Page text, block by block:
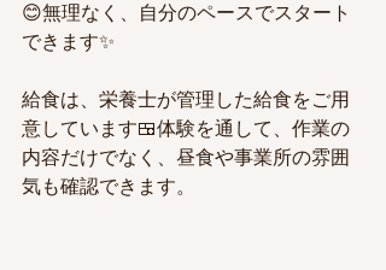
😊無理なく、自分のペースでスタート
できます✨
給食は、栄養士が管理した給食をご用
意しています🍱体験を通して、作業の
内容だけでなく、昼食や事業所の雰囲
気も確認できます。